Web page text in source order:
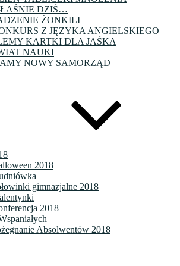
DZIŚ…
ŻONKILI
Z JĘZYKA ANGIELSKIEGO
KARTKI DLA JAŚKA
NAUKI
NOWY SAMORZĄD
2018
gimnazjalne 2018
2018
Absolwentów 2018